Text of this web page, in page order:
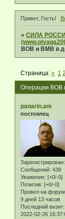
Привет, Гость!
»СИЛА
ВОВ и ВМВ в
Операции ВОВ
Страница:« 1 2
panarin.am
постоялец
Зарегистрирован
Сообщений: 439
Уважение: [+0/-0]
Позитив: [+0/-0]
Провел на
9 дней 13 часов
Последний визит:
2022-02-26